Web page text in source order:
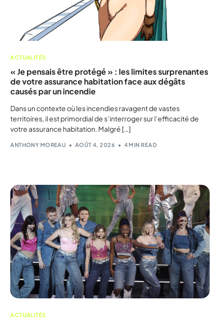
ACTUALITÉS
« Je pensais être protégé » : les limites surprenantes
de votre assurance habitation face aux dégâts
causés par un incendie
Dans un contexte où les incendies ravagent de vastes
territoires, il est primordial de s’interroger sur l’efficacité de
votre assurance habitation. Malgré […]
ANTHONY MOREAU AOÛT 4, 2026 4 MIN READ
ACTUALITÉS